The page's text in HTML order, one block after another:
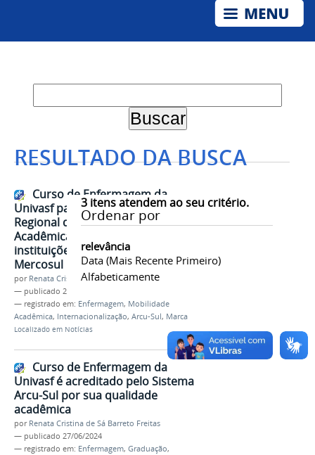
RESULTADO DA BUSCA
3itens atendem ao seu critério.
Ordenar por
relevância
Data (mais Recente Primeiro)
Alfabeticamente
Curso de Enfermagem da
Univasf participará do Programa
Regional de Mobilidade
Acadêmica (Marca) para
instituições de ensino superior do
Mercosul
por Renata Cristina de Sá Barreto Freitas
— publicado 26/03/2025
— registrado em: Enfermagem, Mobilidade
Acadêmica, Internacionalização, Arcu-Sul, Marca
Localizado em Notícias
Curso de Enfermagem da
Univasf é acreditado pelo Sistema
Arcu-Sul por sua qualidade
acadêmica
por Renata Cristina de Sá Barreto Freitas
— publicado 27/06/2024
— registrado em: Enfermagem, Graduação,